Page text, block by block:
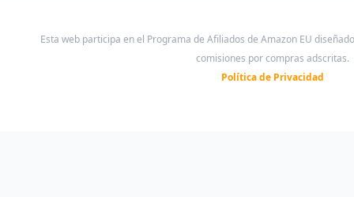
Esta web participa en el Programa de Afiliados de Amazon EU
comisiones por compras adscritas.
Política de Privacidad